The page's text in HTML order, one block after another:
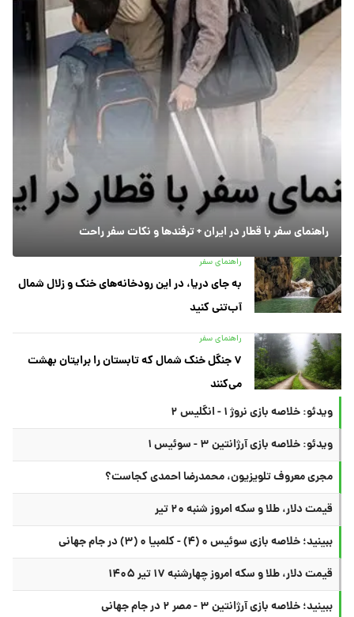
راهنمای سفر با قطار در ایران + ترفندها و نکات سفر راحت
راهنمای سفر
به جای دریا، در این رودخانه‌های خنک و زلال شمال
آب‌تنی کنید
راهنمای سفر
۷ جنگل خنک شمال که تابستان را برایتان بهشت
می‌کنند
ویدئو: خلاصه بازی نروژ ۱ - انگلیس ۲
ویدئو: خلاصه بازی آرژانتین ۳ - سوئیس ۱
مجری معروف تلویزیون، محمدرضا احمدی کجاست؟
قیمت دلار، طلا و سکه امروز شنبه ۲۰ تیر
ببینید؛ خلاصه بازی سوئیس ۰ (۴) - کلمبیا ۰ (۳) در جام جهانی
قیمت دلار، طلا و سکه امروز چهارشنبه ۱۷ تیر ۱۴۰۵
ببینید؛ خلاصه بازی آرژانتین ۳ - مصر ۲ در جام جهانی